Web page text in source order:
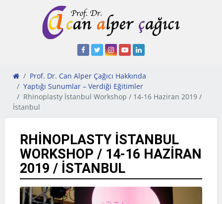
Prof. Dr. Can Alper Çağıcı Hakkında
Yaptığı Sunumlar – Verdiği Eğitimler
Rhinoplasty İstanbul Workshop / 14-16 Haziran 2019 /
İstanbul
RHINOPLASTY İSTANBUL
WORKSHOP / 14-16 HAZIRAN
2019 / İSTANBUL